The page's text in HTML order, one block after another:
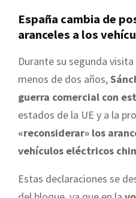
España cambia de
aranceles a los
Durante su segunda
menos de dos años,
guerra comercial con
estados de la UE y a la
«reconsiderar» los
vehículos eléctricos
Estas declaraciones se